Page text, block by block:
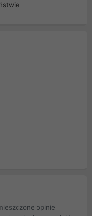
opinie